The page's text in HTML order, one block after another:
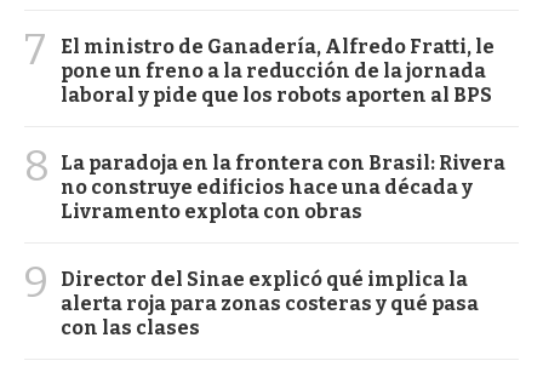
7
El ministro de Ganadería, Alfredo Fratti, le
pone un freno a la reducción de la jornada
laboral y pide que los robots aporten al BPS
8
La paradoja en la frontera con Brasil: Rivera
no construye edificios hace una década y
Livramento explota con obras
9
Director del Sinae explicó qué implica la
alerta roja para zonas costeras y qué pasa
con las clases